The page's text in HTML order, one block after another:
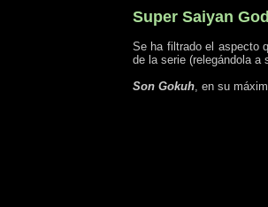
Super Saiyan God
Se ha filtrado el aspecto
de la serie (relegándola
Son Gokuh, en su